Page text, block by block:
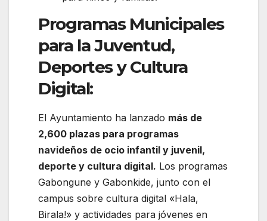
Programas Municipales
para la Juventud,
Deportes y Cultura
Digital:
El Ayuntamiento ha lanzado más de
2,600 plazas para programas
navideños de ocio infantil y juvenil,
deporte y cultura digital. Los programas
Gabongune y Gabonkide, junto con el
campus sobre cultura digital «Hala,
Birala!» y actividades para jóvenes en